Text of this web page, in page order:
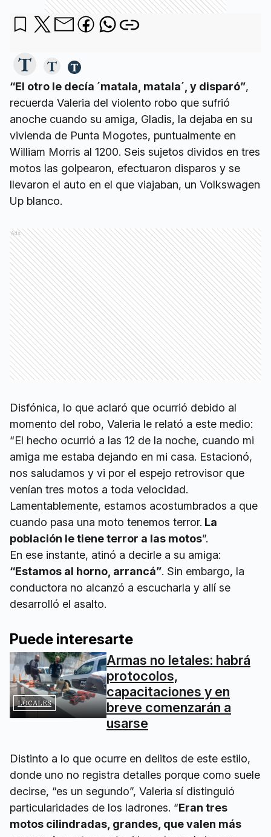
“El otro le decía ´matala, matala´, y disparó”,
recuerda Valeria del violento robo que sufrió
anoche cuando su amiga, Gladis, la dejaba en su
vivienda de Punta Mogotes, puntualmente en
William Morris al 1200. Seis sujetos dividos en tres
motos las golpearon, efectuaron disparos y se
llevaron el auto en el que viajaban, un Volkswagen
Up blanco.
Ads
Disfónica, lo que aclaró que ocurrió debido al
momento del robo, Valeria le relató a este medio:
“El hecho ocurrió a las 12 de la noche, cuando mi
amiga me estaba dejando en mi casa. Estacionó,
nos saludamos y vi por el espejo retrovisor que
venían tres motos a toda velocidad.
Lamentablemente, estamos acostumbrados a que
cuando pasa una moto tenemos terror. La
población le tiene terror a las motos”.
En ese instante, atinó a decirle a su amiga:
“Estamos al horno, arrancá”. Sin embargo, la
conductora no alcanzó a escucharla y allí se
desarrolló el asalto.
Puede interesarte
LOCALES
Armas no letales: habrá
protocolos,
capacitaciones y en
breve comenzarán a
usarse
Distinto a lo que ocurre en delitos de este estilo,
donde uno no registra detalles porque como suele
decirse, “es un segundo”, Valeria sí distinguió
particularidades de los ladrones. “Eran tres
motos cilindradas, grandes, que valen más